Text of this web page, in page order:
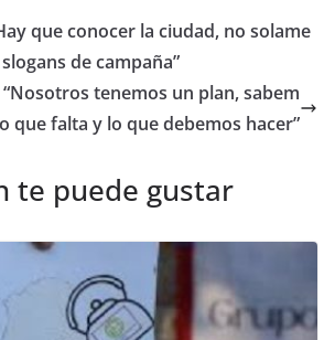
s
A
p
p
p
tir
que conocer la ciudad, no solame
de campaña”
tenemos un plan, sabem
que falta y lo que debemos hacer”
te puede gustar